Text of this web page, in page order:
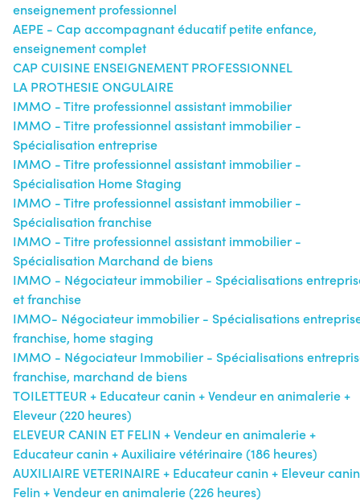
enseignement professionnel
AEPE - Cap accompagnant éducatif petite enfance,
enseignement complet
CAP CUISINE ENSEIGNEMENT PROFESSIONNEL
LA PROTHESIE ONGULAIRE
IMMO - Titre professionnel assistant immobilier
IMMO - Titre professionnel assistant immobilier -
Spécialisation entreprise
IMMO - Titre professionnel assistant immobilier -
Spécialisation Home Staging
IMMO - Titre professionnel assistant immobilier -
Spécialisation franchise
IMMO - Titre professionnel assistant immobilier -
Spécialisation Marchand de biens
IMMO - Négociateur immobilier - Spécialisations
et franchise
IMMO- Négociateur immobilier - Spécialisations
franchise, home staging
IMMO - Négociateur Immobilier - Spécialisations
franchise, marchand de biens
TOILETTEUR + Educateur canin + Vendeur en animalerie +
Eleveur (220 heures)
ELEVEUR CANIN ET FELIN + Vendeur en animalerie +
Educateur canin + Auxiliaire vétérinaire (186 heures)
AUXILIAIRE VETERINAIRE + Educateur canin + Eleveur canin
Felin + Vendeur en animalerie (226 heures)